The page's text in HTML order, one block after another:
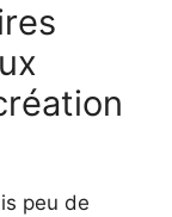
peu de